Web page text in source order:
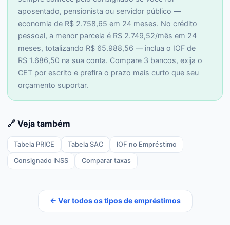
aposentado, pensionista ou servidor público —
economia de R$ 2.758,65 em 24 meses. No crédito
pessoal, a menor parcela é R$ 2.749,52/mês em 24
meses, totalizando R$ 65.988,56 — inclua o IOF de
R$ 1.686,50 na sua conta. Compare 3 bancos, exija o
CET por escrito e prefira o prazo mais curto que seu
orçamento suportar.
🔗 Veja também
Tabela PRICE Tabela SAC IOF no Empréstimo
Consignado INSS Comparar taxas
← Ver todos os tipos de empréstimos